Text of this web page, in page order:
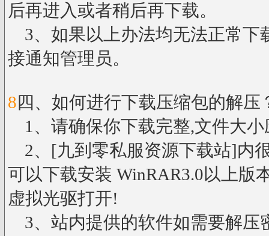
后再进入或者稍后再下载。
3、如果以上办法均无法正常下
接通知管理员。
8四、如何进行下载压缩包的解压
1、请确保你下载完整,文件大小
2、[九到零私服资源下载站]内
可以下载安装 WinRAR3.0以上版
虚拟光驱打开!
3、站内提供的软件如需要解压